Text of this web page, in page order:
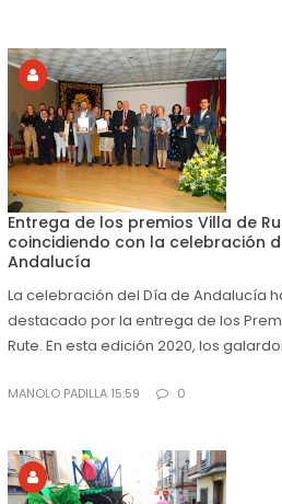
Entrega de los premios Villa de
coincidiendo con la celebración
Andalucía
La celebración del Día de Andalucía
destacado por la entrega de los
Rute. En esta edición 2020, los
MANOLO PADILLA 15:59 0